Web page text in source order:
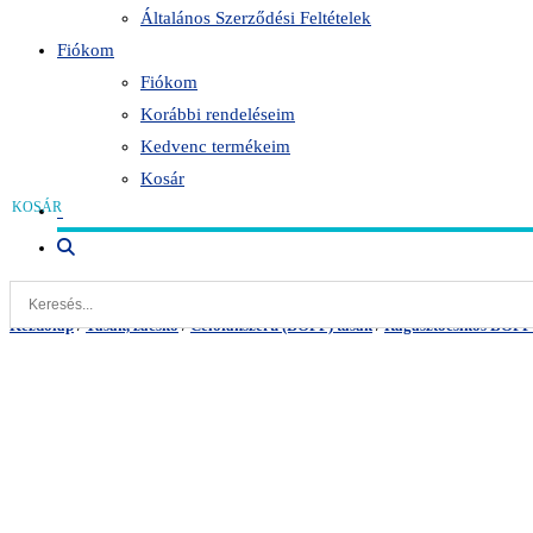
Általános Szerződési Feltételek
Fiókom
Fiókom
Korábbi rendeléseim
Kedvenc termékeim
Kosár
0
Toggle
website
search
Kezdőlap/Tasak, zacskó/Celofánszerű (BOPP) tasak/Ragasztócsíkos